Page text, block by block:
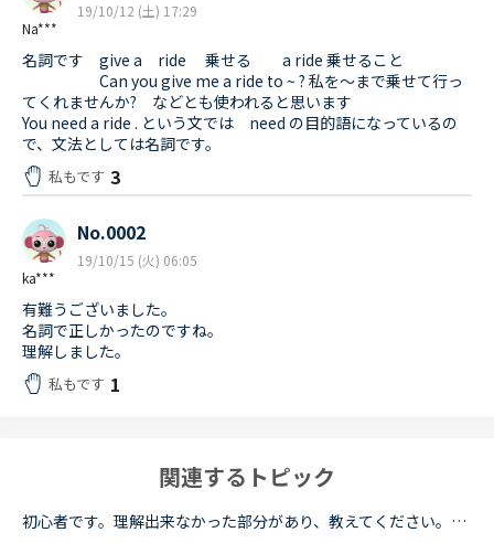
Na***
19/10/12 (土) 17:29
名詞です give a ride 乗せる a ride 乗せること
Can you give me a ride to ~ ? 私を～まで乗せて行っ
てくれませんか? などとも使われると思います
You need a ride . という文では need の目的語になっているの
で、文法としては名詞です。
私もです 3
ka***
No.0002
19/10/15 (火) 06:05
有難うございました。
名詞で正しかったのですね。
理解しました。
私もです 1
関連するトピック
初心者です。理解出来なかった部分があり、教えてください。James is asking Charlotte about Gabriella's birthday party. James When was Gabriella's birthday?Charlotte It was last weekend.James How was t...